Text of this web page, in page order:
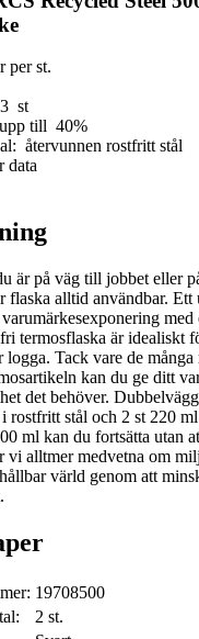
per st.
st
upp till 40%
återvunnen rostfritt stål
data
är på väg till jobbet eller
flaska alltid användbar.
termosflaska är idealiskt
logga. Tack vare de
kan du ge ditt
det behöver.
rostfritt stål och 2 st 220
ml kan du fortsätta utan
vi alltmer medvetna om
värld genom att
19708500
2 st.